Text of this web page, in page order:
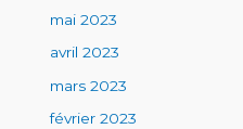
mai 2023
avril 2023
mars 2023
février 2023